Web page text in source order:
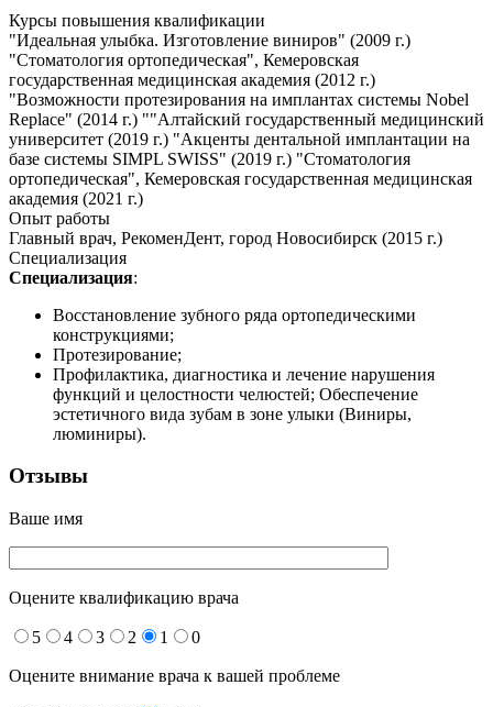
Курсы повышения квалификации
"Идеальная улыбка. Изготовление виниров" (2009 г.)
"Стоматология ортопедическая", Кемеровская
государственная медицинская академия (2012 г.)
"Возможности протезирования на имплантах системы Nobel
Replace" (2014 г.) ""Алтайский государственный медицинский
университет (2019 г.) "Акценты дентальной имплантации на
базе системы SIMPL SWISS" (2019 г.) "Стоматология
ортопедическая", Кемеровская государственная медицинская
академия (2021 г.)
Опыт работы
Главный врач, РекоменДент, город Новосибирск (2015 г.)
Специализация
Специализация:
Восстановление зубного ряда ортопедическими
конструкциями;
Протезирование;
Профилактика, диагностика и лечение нарушения
функций и целостности челюстей; Обеспечение
эстетичного вида зубам в зоне улыки (Виниры,
люминиры).
Отзывы
Ваше имя
Оцените квалификацию врача
5 4 3 2 1 0
Оцените внимание врача к вашей проблеме